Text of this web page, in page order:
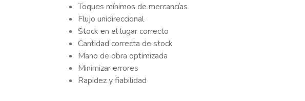
Toques mínimos de mercancías
Flujo unidireccional
Stock en el lugar correcto
Cantidad correcta de stock
Mano de obra optimizada
Minimizar errores
Rapidez y fiabilidad